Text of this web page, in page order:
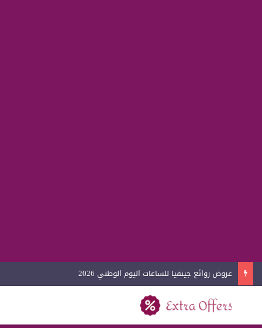
عروض روائع جينفيا للساعات اليوم الوطني 2026
بحث عن